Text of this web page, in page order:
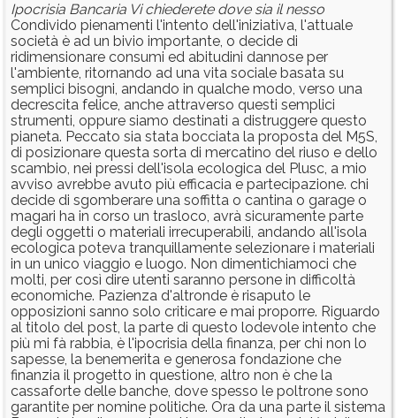
Ipocrisia Bancaria Vi chiederete dove sia il nesso
Condivido pienamenti l'intento dell'iniziativa, l'attuale
società è ad un bivio importante, o decide di
ridimensionare consumi ed abitudini dannose per
l'ambiente, ritornando ad una vita sociale basata su
semplici bisogni, andando in qualche modo, verso una
decrescita felice, anche attraverso questi semplici
strumenti, oppure siamo destinati a distruggere questo
pianeta. Peccato sia stata bocciata la proposta del M5S,
di posizionare questa sorta di mercatino del riuso e dello
scambio, nei pressi dell'isola ecologica del Plusc, a mio
avviso avrebbe avuto più efficacia e partecipazione. chi
decide di sgomberare una soffitta o cantina o garage o
magari ha in corso un trasloco, avrà sicuramente parte
degli oggetti o materiali irrecuperabili, andando all'isola
ecologica poteva tranquillamente selezionare i materiali
in un unico viaggio e luogo. Non dimentichiamoci che
molti, per così dire utenti saranno persone in difficoltà
economiche. Pazienza d'altronde è risaputo le
opposizioni sanno solo criticare e mai proporre. Riguardo
al titolo del post, la parte di questo lodevole intento che
più mi fà rabbia, è l'ipocrisia della finanza, per chi non lo
sapesse, la benemerita e generosa fondazione che
finanzia il progetto in questione, altro non è che la
cassaforte delle banche, dove spesso le poltrone sono
garantite per nomine politiche. Ora da una parte il sistema